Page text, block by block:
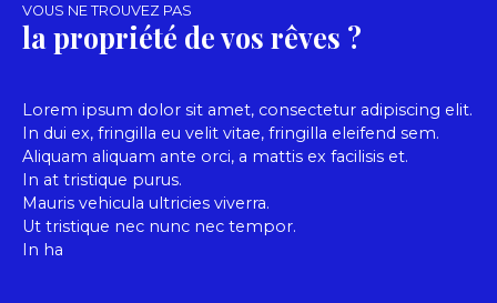
nombreux espaces de rangement et de bricolage.
Côté confort, la maison bénéficie d’une isolation
énergétique. Des travaux de rafraîchissement
permettront de révéler tout le potentiel de cette
maison et de la personnaliser selon vos envies. À
l’extérieur, vous profiterez d’un terrain
entièrement clos et arboré, véritable écrin de
verdure propice à la détente et à la tranquillité.
VOUS NE TROUVEZ PAS
la propriété de vos rêves ?
Lorem ipsum dolor sit amet, consectetur adipiscing elit.
In dui ex, fringilla eu velit vitae, fringilla eleifend sem.
Aliquam aliquam ante orci, a mattis ex facilisis et.
In at tristique purus.
Mauris vehicula ultricies viverra.
Ut tristique nec nunc nec tempor.
In ha